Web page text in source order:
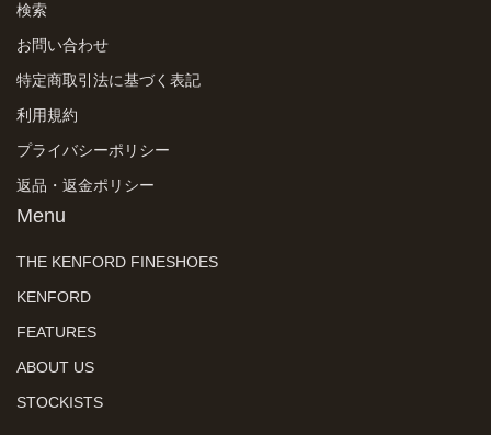
検索
お問い合わせ
特定商取引法に基づく表記
利用規約
プライバシーポリシー
返品・返金ポリシー
Menu
THE KENFORD FINESHOES
KENFORD
FEATURES
ABOUT US
STOCKISTS